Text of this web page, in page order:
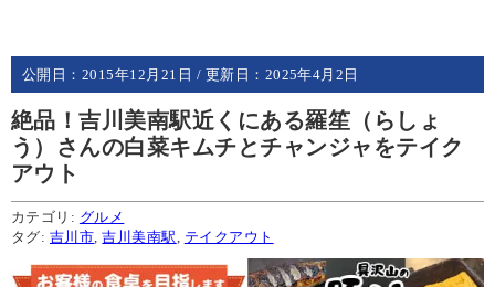
公開日： 2015年12月21日 / 更新日： 2025年4月2日
絶品！吉川美南駅近くにある羅笙（らしょ
う）さんの白菜キムチとチャンジャをテイク
アウト
カテゴリ: グルメ
タグ: 吉川市,吉川美南駅, テイクアウト